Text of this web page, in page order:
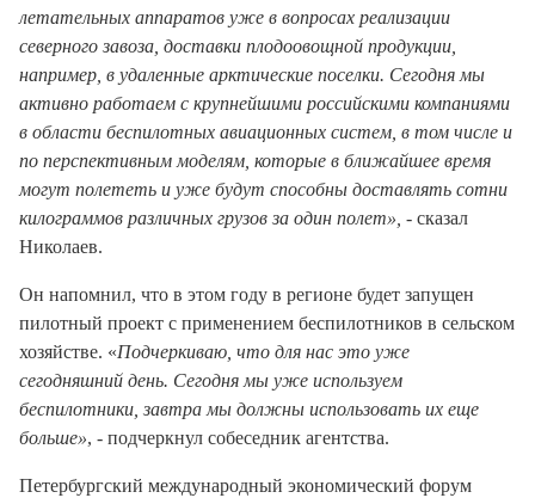
летательных аппаратов уже в вопросах реализации
северного завоза, доставки плодоовощной продукции,
например, в удаленные арктические поселки. Сегодня мы
активно работаем с крупнейшими российскими компаниями
в области беспилотных авиационных систем, в том числе и
по перспективным моделям, которые в ближайшее время
могут полететь и уже будут способны доставлять сотни
килограммов различных грузов за один полет», - сказал
Николаев.
Он напомнил, что в этом году в регионе будет запущен
пилотный проект с применением беспилотников в сельском
хозяйстве. «Подчеркиваю, что для нас это уже
сегодняшний день. Сегодня мы уже используем
беспилотники, завтра мы должны использовать их еще
больше», - подчеркнул собеседник агентства.
Петербургский международный экономический форум